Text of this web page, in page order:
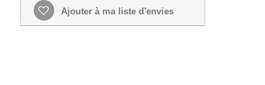
Ajouter à ma liste d'envies